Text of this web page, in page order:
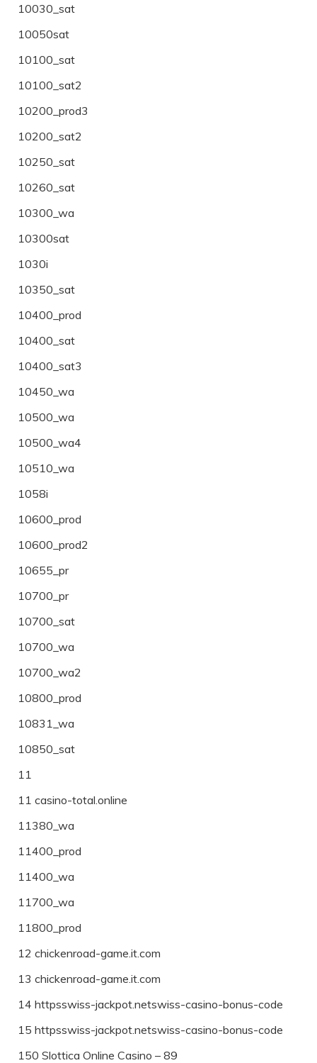
10030_sat
10050sat
10100_sat
10100_sat2
10200_prod3
10200_sat2
10250_sat
10260_sat
10300_wa
10300sat
1030i
10350_sat
10400_prod
10400_sat
10400_sat3
10450_wa
10500_wa
10500_wa4
10510_wa
1058i
10600_prod
10600_prod2
10655_pr
10700_pr
10700_sat
10700_wa
10700_wa2
10800_prod
10831_wa
10850_sat
11
11 casino-total.online
11380_wa
11400_prod
11400_wa
11700_wa
11800_prod
12 chickenroad-game.it.com
13 chickenroad-game.it.com
14 httpsswiss-jackpot.netswiss-casino-bonus-code
15 httpsswiss-jackpot.netswiss-casino-bonus-code
150 Slottica Online Casino – 89